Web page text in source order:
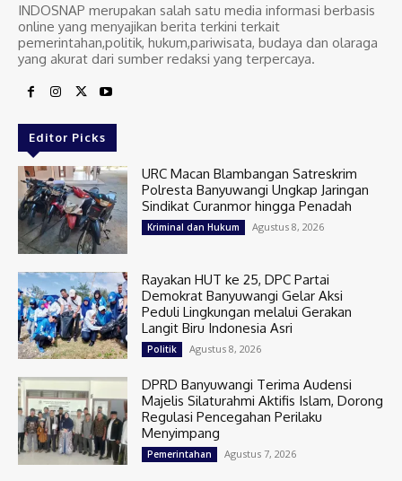
INDOSNAP merupakan salah satu media informasi berbasis
online yang menyajikan berita terkini terkait
pemerintahan,politik, hukum,pariwisata, budaya dan olaraga
yang akurat dari sumber redaksi yang terpercaya.
Editor Picks
URC Macan Blambangan Satreskrim
Polresta Banyuwangi Ungkap Jaringan
Sindikat Curanmor hingga Penadah
Kriminal dan Hukum Agustus 8, 2026
Rayakan HUT ke 25, DPC Partai
Demokrat Banyuwangi Gelar Aksi
Peduli Lingkungan melalui Gerakan
Langit Biru Indonesia Asri
Politik Agustus 8, 2026
DPRD Banyuwangi Terima Audensi
Majelis Silaturahmi Aktifis Islam, Dorong
Regulasi Pencegahan Perilaku
Menyimpang
Pemerintahan Agustus 7, 2026